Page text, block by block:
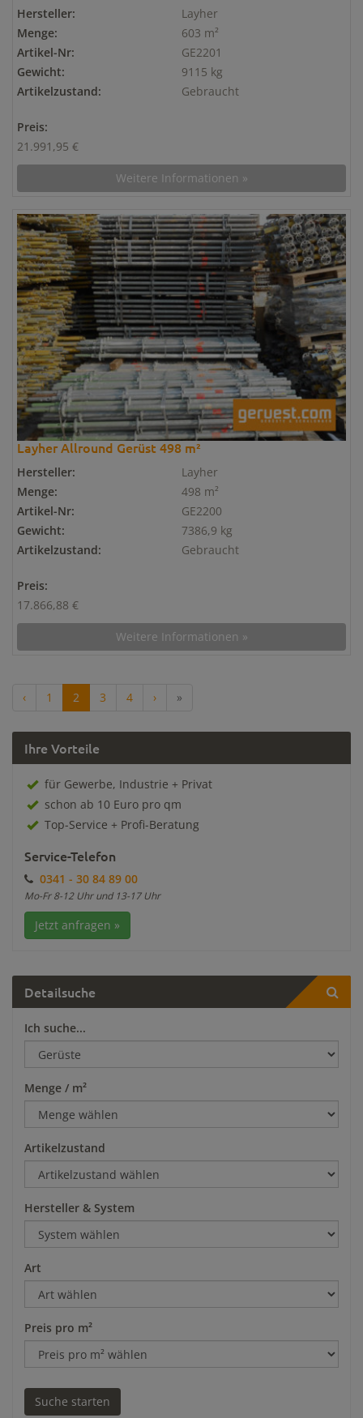
Hersteller:
Layher
Menge:
603 m²
Artikel-Nr:
GE2201
Gewicht:
9115 kg
Artikelzustand:
Gebraucht
Preis:
21.991,95 €
Weitere Informationen »
Layher Allround Gerüst 498 m²
Hersteller:
Layher
Menge:
498 m²
Artikel-Nr:
GE2200
Gewicht:
7386,9 kg
Artikelzustand:
Gebraucht
Preis:
17.866,88 €
Weitere Informationen »
‹ 1 2 3 4 › »
Ihre Vorteile
für Gewerbe, Industrie + Privat
schon ab 10 Euro pro qm
Top-Service + Profi-Beratung
Service-Telefon
0341 - 30 84 89 00
Mo-Fr 8-12 Uhr und 13-17 Uhr
Jetzt anfragen »
Detailsuche
Ich suche...
Menge / m²
Artikelzustand
Hersteller & System
Art
Preis pro m²